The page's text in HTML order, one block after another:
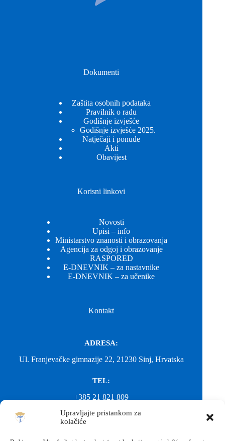
Upravljajte pristankom za
kolačiće
Dokumenti
Zaštita osobnih podataka
Pravilnik o radu
Godišnje izvješće
Godišnje izvješće 2025.
Natječaji i ponude
Akti
Obavijest
Korisni linkovi
Novosti
Upisi – info
Ministarstvo znanosti i obrazovanja
Agencija za odgoj i obrazovanje
RASPORED
E-DNEVNIK – za nastavnike
E-DNEVNIK – za učenike
Kontakt
ADRESA:
Ul. Franjevačke gimnazije 22, 21230 Sinj, Hrvatska
TEL:
+385 21 821 809
EMAIL: